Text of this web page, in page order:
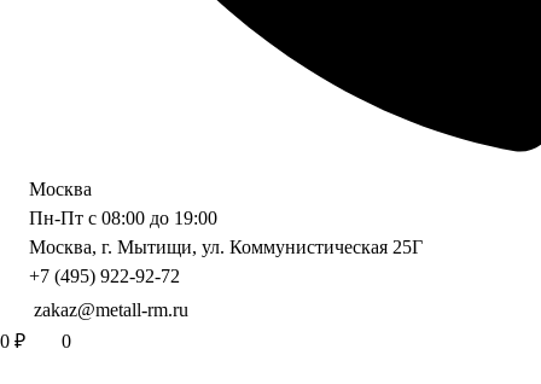
Москва
Пн-Пт с 08:00 до 19:00
Москва, г. Мытищи, ул. Коммунистическая 25Г
+7 (495) 922-92-72
zakaz@metall-rm.ru
0 ₽ 0